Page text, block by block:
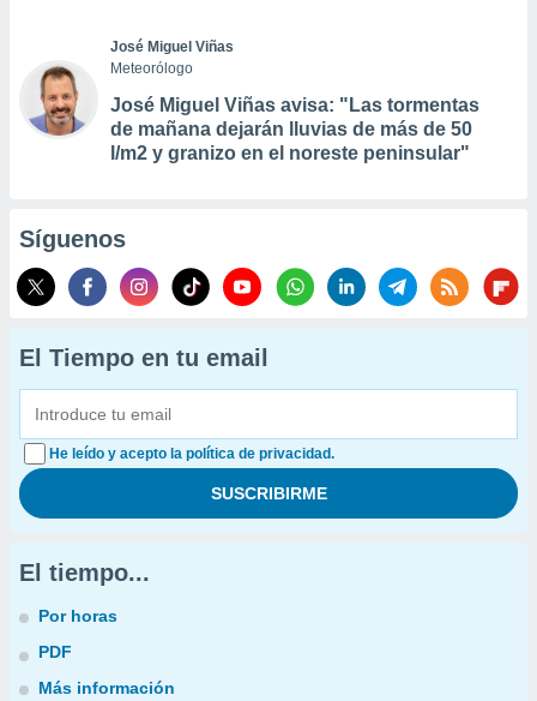
José Miguel Viñas
Meteorólogo
José Miguel Viñas avisa: "Las tormentas
de mañana dejarán lluvias de más de 50
l/m2 y granizo en el noreste peninsular"
Síguenos
El Tiempo en tu email
He leído y acepto la política de privacidad.
El tiempo...
Por horas
PDF
Más información